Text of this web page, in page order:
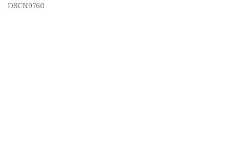
DSCN9760